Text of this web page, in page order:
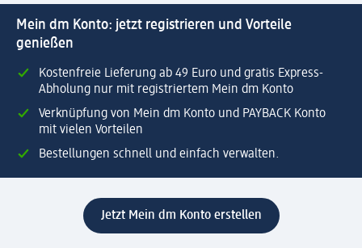
Mein dm Konto: jetzt registrieren und Vorteile
genießen
Kostenfreie Lieferung ab 49 Euro und gratis Express-
Abholung nur mit registriertem Mein dm Konto
Verknüpfung von Mein dm Konto und PAYBACK Konto
mit vielen Vorteilen
Bestellungen schnell und einfach verwalten.
Jetzt Mein dm Konto erstellen